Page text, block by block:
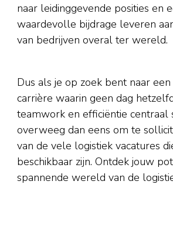
naar leidinggevende posities en
waardevolle bijdrage leveren
van bedrijven overal ter wereld.
Dus als je op zoek bent naar
carrière waarin geen dag
teamwork en efficiëntie centraal
overweeg dan eens om te
van de vele logistiek vacatures
beschikbaar zijn. Ontdek jouw
spannende wereld van de